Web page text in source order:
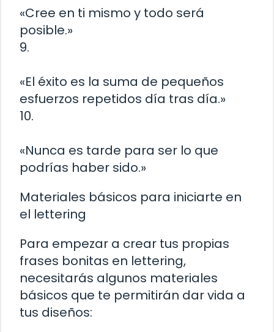
«Cree en ti mismo y todo será
posible.»
9.
«El éxito es la suma de pequeños
esfuerzos repetidos día tras día.»
10.
«Nunca es tarde para ser lo que
podrías haber sido.»
Materiales básicos para iniciarte en
el lettering
Para empezar a crear tus propias
frases bonitas en lettering,
necesitarás algunos materiales
básicos que te permitirán dar vida a
tus diseños: